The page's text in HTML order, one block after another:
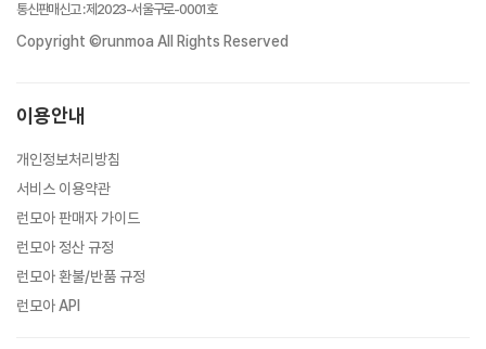
통신판매신고:제2023-서울구로-0001호
Copyright ©runmoa All Rights Reserved
이용안내
개인정보처리방침
서비스 이용약관
런모아 판매자 가이드
런모아 정산 규정
런모아 환불/반품 규정
런모아 API